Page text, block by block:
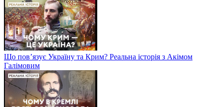
Що пов’язує Україну та Крим? Реальна історія з Акімом
Галімовим